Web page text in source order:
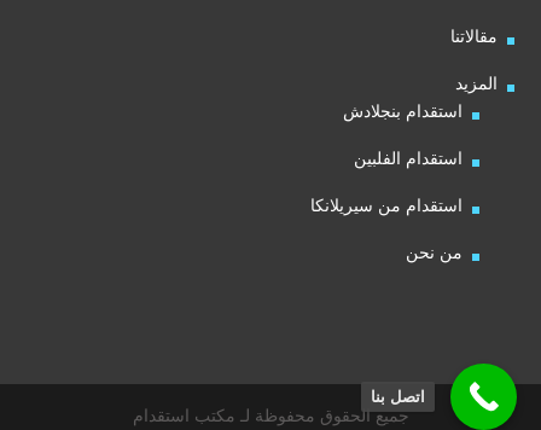
مقالاتنا
المزيد
استقدام بنجلادش
استقدام الفلبين
استقدام من سيريلانكا
من نحن
جميع الحقوق محفوظة لـ مكتب استقدام
اتصل بنا